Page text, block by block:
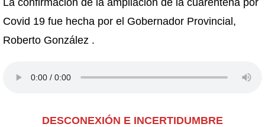
La confirmación de la ampliación de la cuarentena por
Covid 19 fue hecha por el Gobernador Provincial,
Roberto González .
DESCONEXIÓN E INCERTIDUMBRE